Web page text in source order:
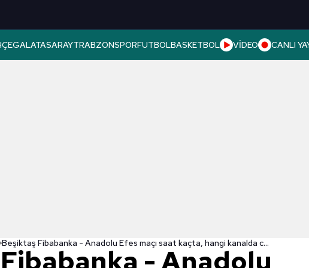
GALATASARAYTRABZONSPORFUTBOLBASKETBOL VİDEO CANLI
Beşiktaş Fibabanka - Anadolu Efes maçı saat kaçta, hangi kanalda canlı yayınlanacak? Basketbol Süper Ligi Play-off yarı final
- Anadolu